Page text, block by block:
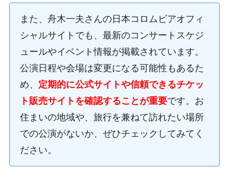
また、舟木一夫さんの日本コロムビアオフィ
シャルサイトでも、最新のコンサートスケジ
ュールやイベント情報が掲載されています。
公演日程や会場は変更になる可能性もあるた
め、 定期的に公式サイトや信頼できるチケッ
ト販売サイトを確認することが重要です。お
住まいの地域や、旅行を兼ねて訪れたい場所
での公演がないか、ぜひチェックしてみてく
ださい。